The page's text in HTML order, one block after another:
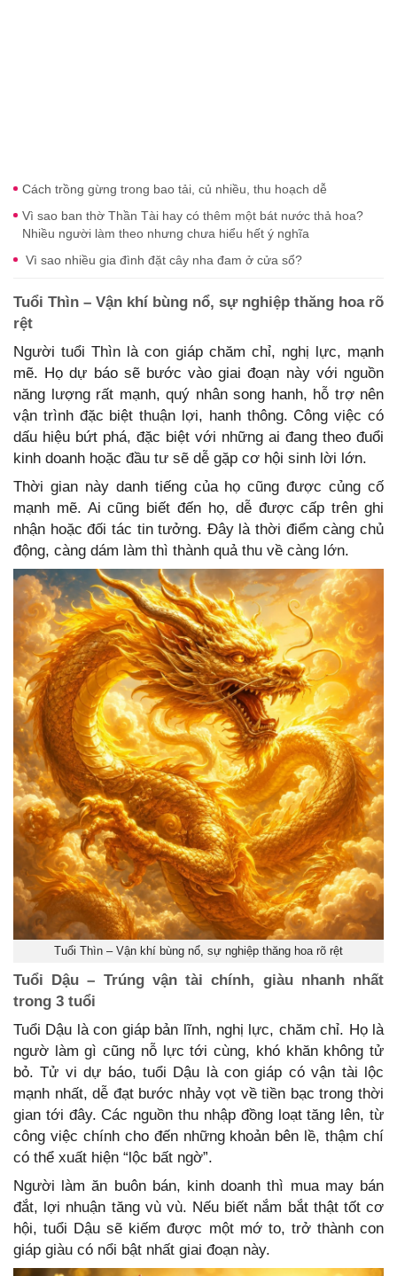
Cách trồng gừng trong bao tải, củ nhiều, thu hoạch dễ
Vì sao ban thờ Thần Tài hay có thêm một bát nước thả hoa?
Nhiều người làm theo nhưng chưa hiểu hết ý nghĩa
Vì sao nhiều gia đình đặt cây nha đam ở cửa sổ?
Tuổi Thìn – Vận khí bùng nổ, sự nghiệp thăng hoa rõ
rệt
Người tuổi Thìn là con giáp chăm chỉ, nghị lực, mạnh
mẽ. Họ dự báo sẽ bước vào giai đoạn này với nguồn
năng lượng rất mạnh, quý nhân song hanh, hỗ trợ nên
vận trình đặc biệt thuận lợi, hanh thông. Công việc có
dấu hiệu bứt phá, đặc biệt với những ai đang theo đuổi
kinh doanh hoặc đầu tư sẽ dễ gặp cơ hội sinh lời lớn.
Thời gian này danh tiếng của họ cũng được củng cố
mạnh mẽ. Ai cũng biết đến họ, dễ được cấp trên ghi
nhận hoặc đối tác tin tưởng. Đây là thời điểm càng chủ
động, càng dám làm thì thành quả thu về càng lớn.
Tuổi Thìn – Vận khí bùng nổ, sự nghiệp thăng hoa rõ rệt
Tuổi Dậu – Trúng vận tài chính, giàu nhanh nhất
trong 3 tuổi
Tuổi Dậu là con giáp bản lĩnh, nghị lực, chăm chỉ. Họ là
ngườ làm gì cũng nỗ lực tới cùng, khó khăn không tử
bỏ. Tử vi dự báo, tuổi Dậu là con giáp có vận tài lộc
mạnh nhất, dễ đạt bước nhảy vọt về tiền bạc trong thời
gian tới đây. Các nguồn thu nhập đồng loạt tăng lên, từ
công việc chính cho đến những khoản bên lề, thậm chí
có thể xuất hiện “lộc bất ngờ”.
Người làm ăn buôn bán, kinh doanh thì mua may bán
đắt, lợi nhuận tăng vù vù. Nếu biết nắm bắt thật tốt cơ
hội, tuổi Dậu sẽ kiếm được một mớ to, trở thành con
giáp giàu có nổi bật nhất giai đoạn này.